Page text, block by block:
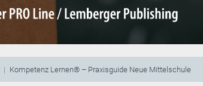
Kompetenz Lernen® – Praxisguide Neue Mittelschule